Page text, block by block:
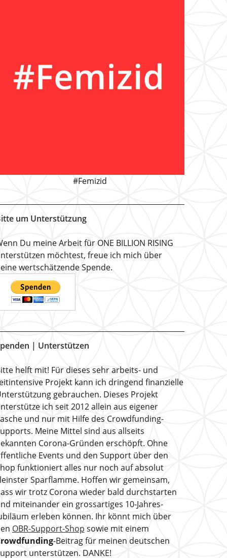
#Femizid
um Unterstützung
Du meine Arbeit für ONE BILLION RISING
möchtest, freue ich mich über
wertschätzende Spende.
| Unterstützen
helft mit! Für dieses sehr arbeits- und
Projekt kann ich dringend finanzielle
gebrauchen. Dieses Projekt
ich seit 2012 allein aus eigener
und nur mit Hilfe des Crowdfunding-
Meine Mittel sind aus allseits
Corona-Gründen erschöpft. Ohne
Events und den Support über den
funktioniert alles nur noch auf absolut
Sparflamme. Hoffen wir gemeinsam,
wir trotz Corona wieder bald durchstarten
miteinander ein grossartiges 10-Jahres-
erleben können. Ihr könnt mich über
OBR-Support-Shop sowie mit einem
-Beitrag für meinen deutschen
unterstützen. DANKE!